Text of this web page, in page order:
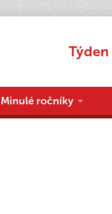
Minulé ročníky